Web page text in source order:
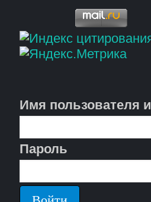
Имя пользователя
Пароль